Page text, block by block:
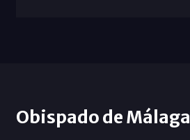
Obispado de Málaga